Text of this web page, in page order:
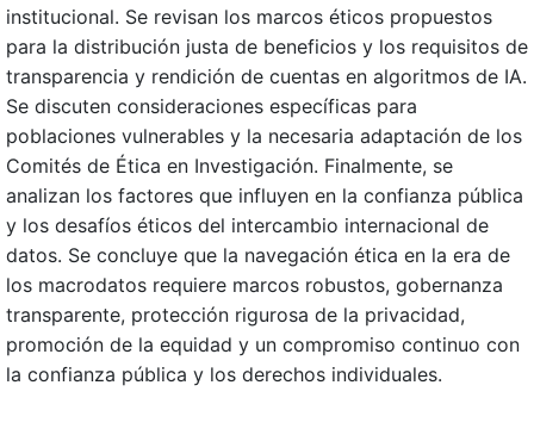
institucional. Se revisan los marcos éticos propuestos
para la distribución justa de beneficios y los requisitos de
transparencia y rendición de cuentas en algoritmos de IA.
Se discuten consideraciones específicas para
poblaciones vulnerables y la necesaria adaptación de los
Comités de Ética en Investigación. Finalmente, se
analizan los factores que influyen en la confianza pública
y los desafíos éticos del intercambio internacional de
datos. Se concluye que la navegación ética en la era de
los macrodatos requiere marcos robustos, gobernanza
transparente, protección rigurosa de la privacidad,
promoción de la equidad y un compromiso continuo con
la confianza pública y los derechos individuales.